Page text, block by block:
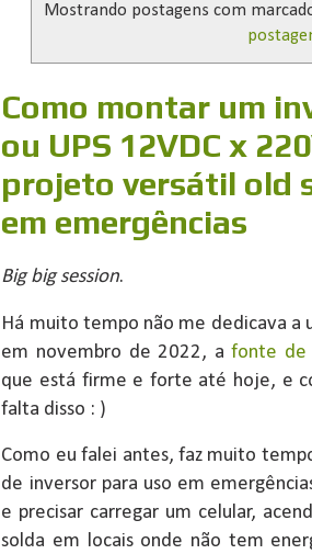
Mostrando postagens com
Como montar um
ou UPS 12VDC x
projeto versátil old
em emergências
Big big session.
Há muito tempo não me dedicava
em novembro de 2022, afonte de
que está firme e forte até hoje, e
falta disso : )
Como eu falei antes, faz muito
de inversor para uso em
e precisar carregar um celular,
solda em locais onde não tem